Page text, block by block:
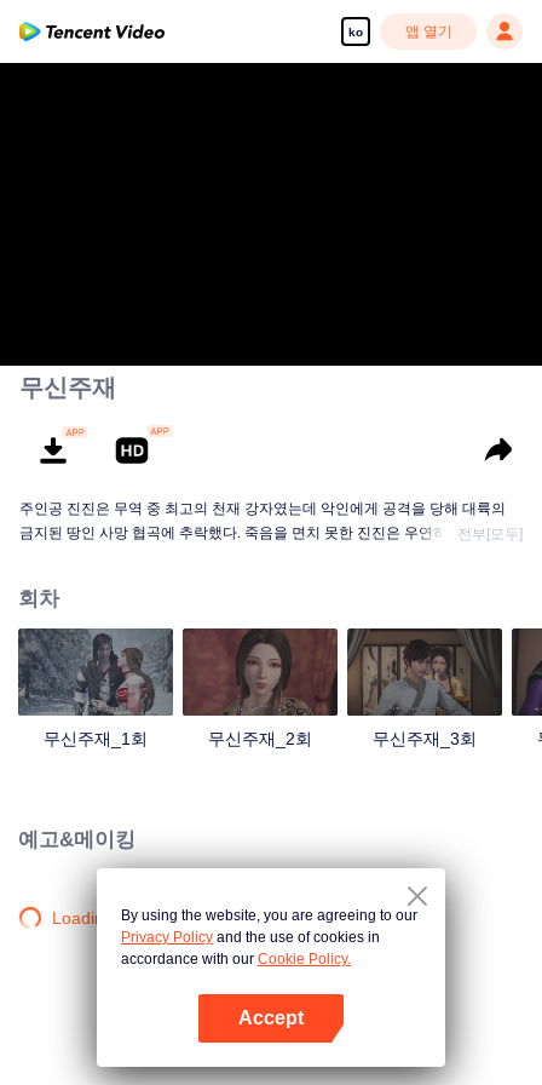
ko 앱 열기
무신주재
주인공 진진은 무역 중 최고의 천재 강자였는데 악인에게 공격을 당해 대륙의
금지된 땅인 사망 협곡에 추락했다. 죽음을 면치 못한 진진은 우연히 신비한 고
을 지키기 위해 진진은 의연하게 천하 다섯 나라를 지키는 큰 임무를 짊어지고,
다시 한번 무도길을 밟았다.
전부[모두]
회차
무신주재_1회 무신주재_2회 무신주재_3회
예고&메이킹
Loading…By using the website, you are agreeing to our
Privacy Policy and the use of cookies in
accordance with our Cookie Policy.
Accept